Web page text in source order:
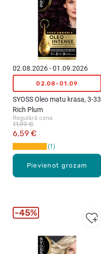
Pievienot grozam
02.08.2026 - 01.09.2026
02.08-01.09
SYOSS Oleo matu krāsa, 3-33
Rich Plum
Regulārā cena
6,59 €
11,99 €
1
45%